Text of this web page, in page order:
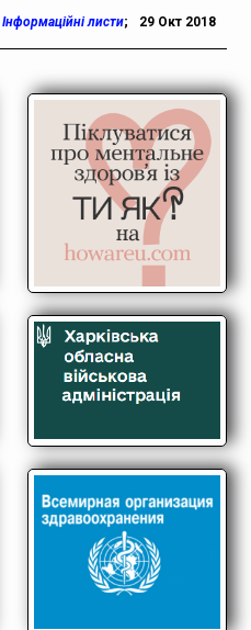
Інформаційні листи; 29 Окт 2018